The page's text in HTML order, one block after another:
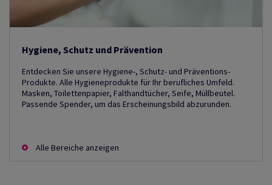
Hygiene, Schutz und Prävention
Entdecken Sie unsere Hygiene-, Schutz- und Präventions-
Produkte. Alle Hygieneprodukte für Ihr berufliches Umfeld.
Masken, Toilettenpapier, Falthandtücher, Seife, Müllbeutel.
Passende Spender, um das Erscheinungsbild abzurunden.
Alle Bereiche anzeigen